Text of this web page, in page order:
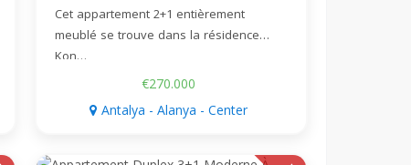
Cet appartement 2+1 entièrement
meublé se trouve dans la résidence
Kon…
€270.000
Antalya - Alanya - Center